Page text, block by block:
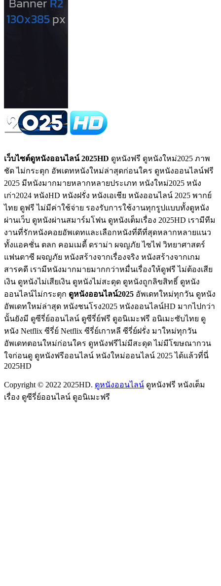
เว็บไซต์ดูหนังออนไลน์ 2025HD ดูหนังฟรี ดูหนังใหม่2025 ภาพ
ชัด ไม่กระตุก อัพเดทหนังใหม่ล่าสุดก่อนใคร ดูหนังออนไลน์ฟรี
2025 มีหนังมากมายหลากหลายประเภท หนังใหม่2025 หนัง
เก่า2024 หนังHD หนังฝรั่ง หนังเอเชีย หนังออนไลน์ 2025 พากย์
ไทย ดูฟรี ไม่มีค่าใช้จ่าย รองรับการใช้งานทุกรูปแบบทั้งดูหนัง
ผ่านเว็บ ดูหนังผ่านสมาร์มโฟน ดูหนังเต็มเรื่อง 2025HD เรามีทีม
งานที่รักหนังคอยอัพเดทและเลือกหนังที่ดีที่สุดหลากหลายแนว
ทั้งแอคชั่น ตลก คอมเมดี้ ดราม่า ผจญภัย ไซไฟ วิทยาศาสตร์
แฟนตาซี ผจญภัย หนังสร้างจากเรื่องจริง หนังสร้างจากเกม
สารคดี เรามีหนังมากมายมากกว่าหมื่นเรื่องให้ดูฟรี ไม่ต้องเสีย
เงิน ดูหนังไม่เสียเงิน ดูหนังไม่สะดุด ดูหนังถูกลิขสิทธิ์ ดูหนัง
ออนไลน์ไม่กระตุก ดูหนังออนไลน์2025 อัพเดทใหม่ทุกวัน ดูหนัง
อัพเดทใหม่ล่าสุด หนังชนโรง2025 หนังออนไลน์HD มากไปกว่า
นั้นยังมี ดูซีรี่ย์ออนไลน์ ดูซีรี่ย์ฟรี ดูอนิเมะฟรี อนิเมะซับไทย ดู
หนัง Netflix ซีรี่ย์ Netflix ซีรี่ย์เกาหลี ซีรี่ย์ฝรั่ง มาใหม่ทุกวัน
อัพเดทตอนใหม่ก่อนใคร ดูหนังฟรีไม่มีสะดุด ไม่มีโฆษณากวน
ใจก่อนดู ดูหนังฟรีออนไลน์ หนังใหม่ออนไลน์ 2025 ได้แล้วที่นี่
2025HD
Copyright © 2022 2025HD. ดูหนังออนไลน์ ดูหนังฟรี หนังเต็ม
เรื่อง ดูซีรี่ย์ออนไลน์ ดูอนิเมะฟรี